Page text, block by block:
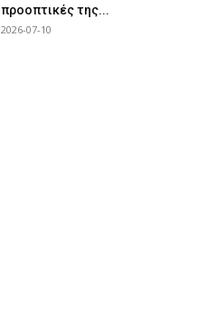
προοπτικές της...
2026-07-10